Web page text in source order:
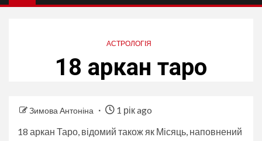
АСТРОЛОГІЯ
18 аркан таро
Зимова Антоніна
1 рік ago
18 аркан Таро, відомий також як Місяць, наповнений